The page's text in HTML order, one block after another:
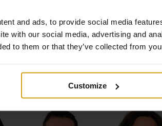
and ads, to provide social media
with our social media, advertising and
to them or that they’ve collected from
Customize